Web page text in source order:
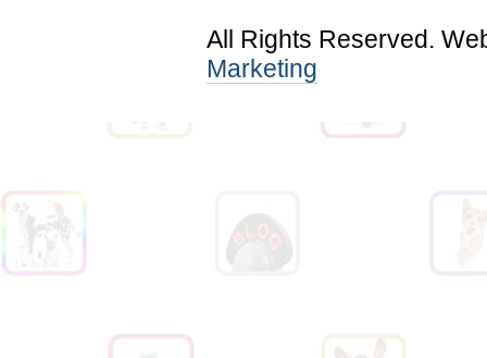
All Rights Reserved.
Marketing